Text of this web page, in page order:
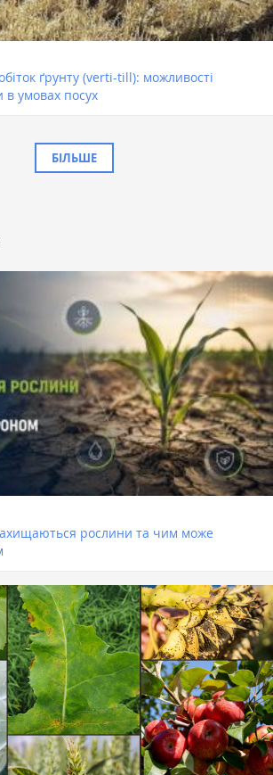
ґрунту (verti-till): можливості
в умовах посух
БІЛЬШЕ
рослини та чим може